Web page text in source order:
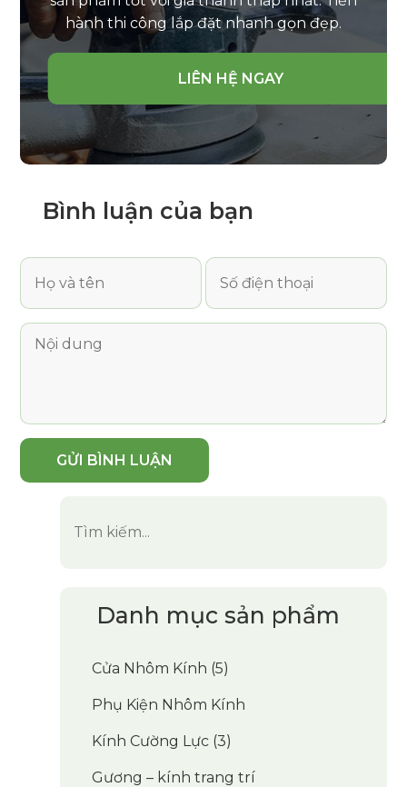
hành thi công lắp đặt nhanh gọn đẹp.
LIÊN HỆ NGAY
Bình luận của bạn
Danh mục sản phẩm
Cửa Nhôm Kính (5)
Phụ Kiện Nhôm Kính
Kính Cường Lực (3)
Gương – kính trang trí